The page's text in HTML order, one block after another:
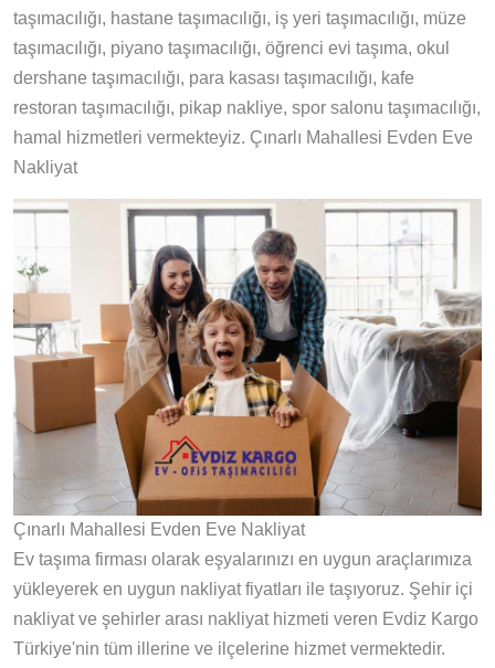
taşımacılığı, hastane taşımacılığı, iş yeri taşımacılığı, müze
taşımacılığı, piyano taşımacılığı, öğrenci evi taşıma, okul
dershane taşımacılığı, para kasası taşımacılığı, kafe
restoran taşımacılığı, pikap nakliye, spor salonu taşımacılığı,
hamal hizmetleri vermekteyiz. Çınarlı Mahallesi Evden Eve
Nakliyat
Çınarlı Mahallesi Evden Eve Nakliyat
Ev taşıma firması olarak eşyalarınızı en uygun araçlarımıza
yükleyerek en uygun nakliyat fiyatları ile taşıyoruz. Şehir içi
nakliyat ve şehirler arası nakliyat hizmeti veren Evdiz Kargo
Türkiye'nin tüm illerine ve ilçelerine hizmet vermektedir.